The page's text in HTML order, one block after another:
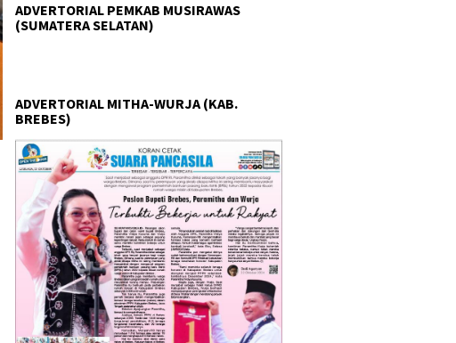
ADVERTORIAL PEMKAB MUSIRAWAS
(SUMATERA SELATAN)
ADVERTORIAL MITHA-WURJA (KAB.
BREBES)